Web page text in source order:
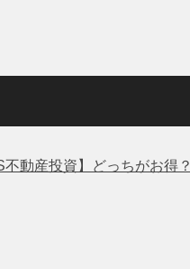
不動産投資】どっちがお得？